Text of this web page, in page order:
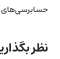
حسابرسی‌های
نظر